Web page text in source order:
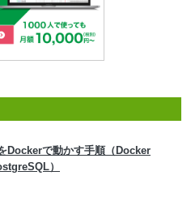
Dockerで動かす手順（Docker
）